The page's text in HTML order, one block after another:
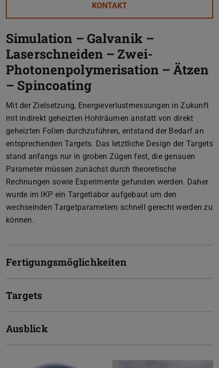
KONTAKT
Simulation – Galvanik –
Laserschneiden – Zwei-
Photonenpolymerisation – Ätzen
– Spincoating
Mit der Zielsetzung, Energieverlustmessungen in Zukunft
mit indirekt geheizten Hohlräumen anstatt von direkt
geheizten Folien durchzuführen, entstand der Bedarf an
entsprechenden Targets. Das letztliche Design der Targets
stand anfangs nur in groben Zügen fest, die genauen
Parameter müssen zunächst durch theoretische
Rechnungen sowie Experimente gefunden werden. Daher
wurde im IKP ein Targetlabor aufgebaut um den
wechselnden Targetparametern schnell gerecht werden zu
können.
Fertigungsmöglichkeiten
Targets
Ausblick